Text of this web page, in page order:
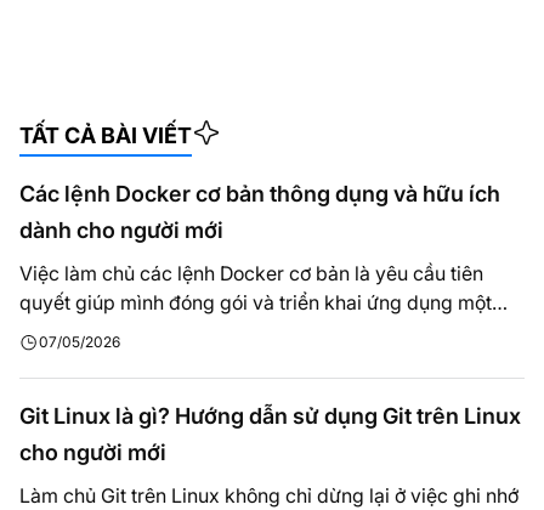
TẤT CẢ BÀI VIẾT
Các lệnh Docker cơ bản thông dụng và hữu ích
dành cho người mới
Việc làm chủ các lệnh Docker cơ bản là yêu cầu tiên
quyết giúp mình đóng gói và triển khai ứng dụng một
cách nhất quán trên mọi môi trường từ Staging đến
07/05/2026
Git Linux là gì? Hướng dẫn sử dụng Git trên Linux
cho người mới
Làm chủ Git trên Linux không chỉ dừng lại ở việc ghi nhớ